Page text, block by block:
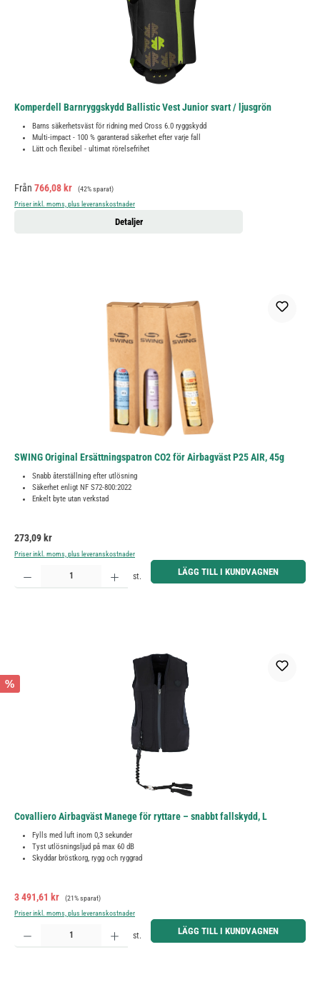
Komperdell Barnryggskydd Ballistic Vest Junior svart / ljusgrön
Barns säkerhetsväst för ridning med Cross 6.0 ryggskydd
Multi-impact - 100 % garanterad säkerhet efter varje fall
Lätt och flexibel - ultimat rörelsefrihet
Försäljningspris:
Från 766,08 kr Ordinarie pris:
(42% sparat)
Priser inkl. moms, plus leveranskostnader
Detaljer
SWING Original Ersättningspatron CO2 för Airbagväst P25 AIR, 45g
Snabb återställning efter utlösning
Säkerhet enligt NF S72-800:2022
Enkelt byte utan verkstad
Ordinarie pris:
273,09 kr
Priser inkl. moms, plus leveranskostnader
Produktkvantitet: Ange önskat belopp eller använd knapparna för att öka eller minska kvantiteten.
st. LÄGG TILL I KUNDVAGNEN
%
Covalliero Airbagväst Manege för ryttare – snabbt fallskydd, L
Fylls med luft inom 0,3 sekunder
Tyst utlösningsljud på max 60 dB
Skyddar bröstkorg, rygg och ryggrad
Försäljningspris:
3 491,61 kr Ordinarie pris:
(21% sparat)
Priser inkl. moms, plus leveranskostnader
Produktkvantitet: Ange önskat belopp eller använd knapparna för att öka eller minska kvantiteten.
st. LÄGG TILL I KUNDVAGNEN